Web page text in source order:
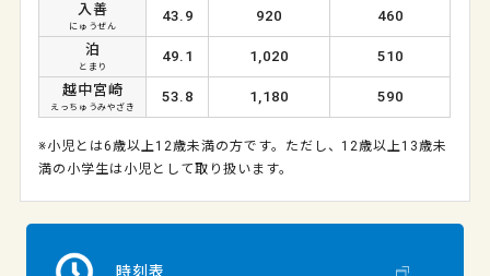
入善
にゅうぜん
43.9 920 460
泊
とまり
49.1 1,020 510
越中宮崎
えっちゅうみやざき
53.8 1,180 590
※小児とは6歳以上12歳未満の方です。ただし、12歳以上13歳未
満の小学生は小児として取り扱います。
時刻表